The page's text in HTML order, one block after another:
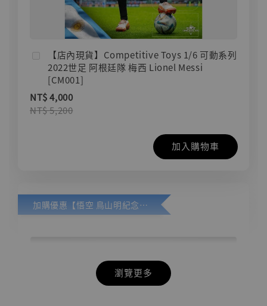
【店內現貨】Competitive Toys 1/6 可動系列
2022世足 阿根廷隊 梅西 Lionel Messi
[CM001]
NT$ 4,000
NT$ 5,200
加入購物車
加購優惠【悟空 鳥山明紀念款 [奇蹟工作室]】
瀏覽更多